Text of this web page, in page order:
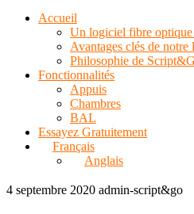
Accueil
Un logiciel fibre
Avantages clés de
Philosophie de
Fonctionnalités
Appuis
Chambres
BAL
Essayez Gratuitement
Français
Anglais
4 septembre 2020 admin-script&go